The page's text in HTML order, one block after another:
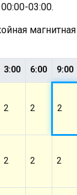
03:00.
3:00 6:00 9:00
2 2 2
2 2 2